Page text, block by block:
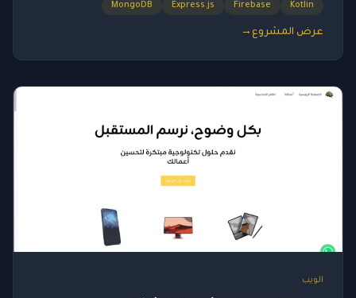
Kotlin
Firebase
Express.js
MongoDB
عرض المشروع →
الويب